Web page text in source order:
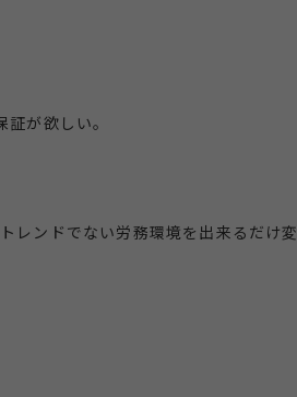
が欲しい。
レンドでない労務環境を出来るだけ変